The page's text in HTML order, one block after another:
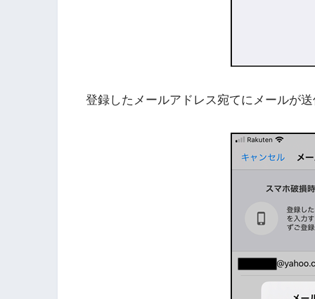
登録したメールアドレス宛てにメールが